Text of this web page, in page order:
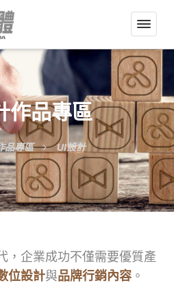
切
換
導
覽
選
單
作品專區
品專區 UI設計
，企業成功不僅需要優質產
位設計與品牌行銷內容 。